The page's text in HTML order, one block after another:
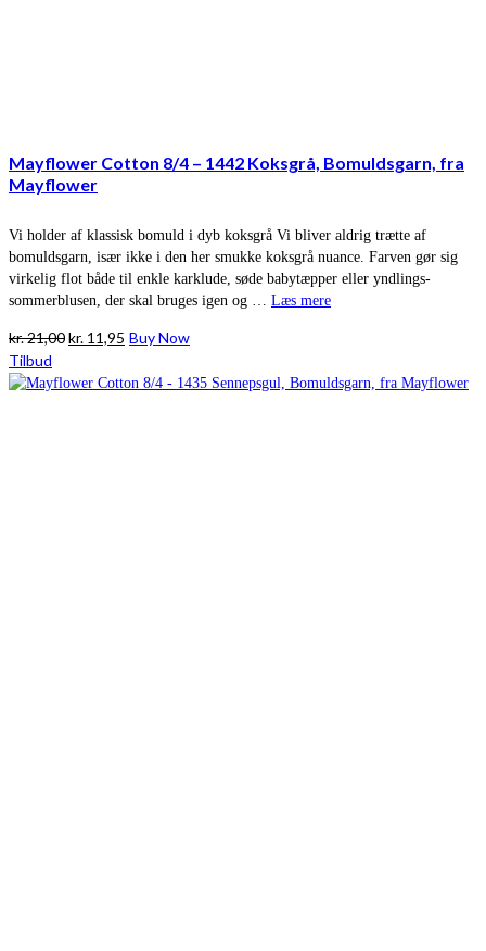
Mayflower Cotton 8/4 – 1442 Koksgrå, Bomuldsgarn, fra
Mayflower
Vi holder af klassisk bomuld i dyb koksgrå Vi bliver aldrig trætte af
bomuldsgarn, især ikke i den her smukke koksgrå nuance. Farven gør sig
virkelig flot både til enkle karklude, søde babytæpper eller yndlings-
sommerblusen, der skal bruges igen og … Læs mere
kr.21,00Den
pris
kr. 11,95 Den
pris
Buy Now
Tilbud